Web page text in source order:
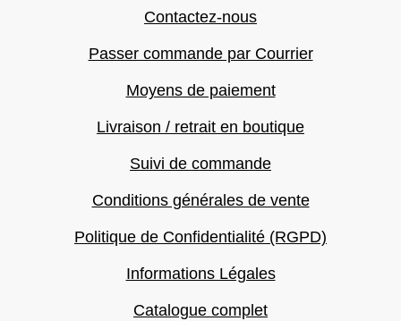
Contactez-nous
Passer commande par Courrier
Moyens de paiement
Livraison / retrait en boutique
Suivi de commande
Conditions générales de vente
Politique de Confidentialité (RGPD)
Informations Légales
Catalogue complet